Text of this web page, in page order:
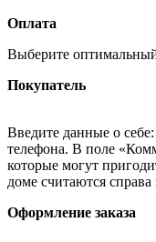
Оплата
Выберите
Покупатель
Введите данные о
телефона. В поле
которые могут
доме считаются справа
Оформление заказа